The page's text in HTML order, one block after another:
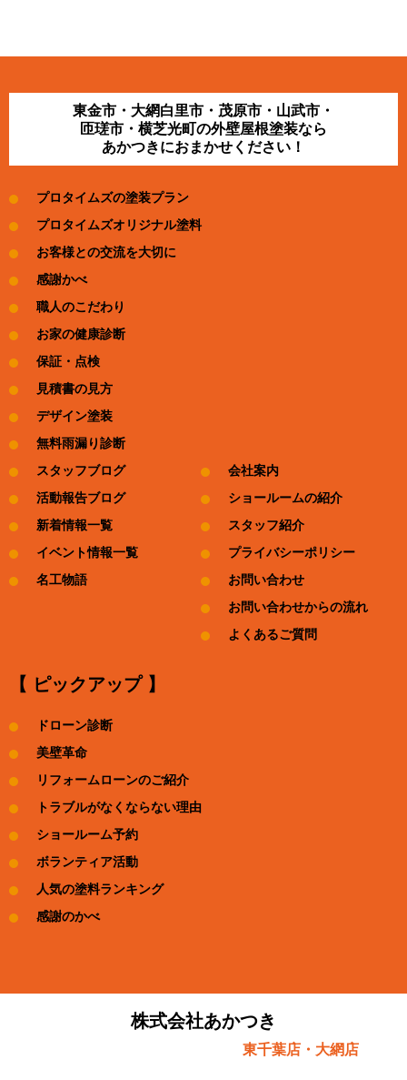
東金市・大網白里市・茂原市・山武市・
匝瑳市・横芝光町の外壁屋根塗装なら
あかつきにおまかせください！
プロタイムズの塗装プラン
プロタイムズオリジナル塗料
お客様との交流を大切に
感謝かべ
職人のこだわり
お家の健康診断
保証・点検
見積書の見方
デザイン塗装
無料雨漏り診断
スタッフブログ
活動報告ブログ
新着情報一覧
イベント情報一覧
名工物語
会社案内
ショールームの紹介
スタッフ紹介
プライバシーポリシー
お問い合わせ
お問い合わせからの流れ
よくあるご質問
【 ピックアップ 】
ドローン診断
美壁革命
リフォームローンのご紹介
トラブルがなくならない理由
ショールーム予約
ボランティア活動
人気の塗料ランキング
感謝のかべ
株式会社あかつき
東千葉店・大網店